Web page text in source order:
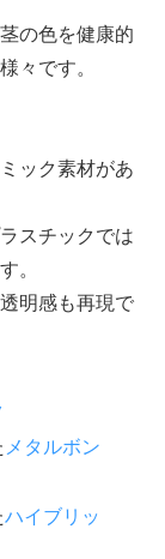
の色を健康的
々です。
ック素材があ
スチックでは
。
明感も再現で
メタルボン
ハイブリッ